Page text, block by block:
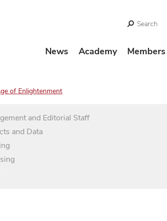
Search
News Academy Members
of Enlightenment
and Editorial Staff
and Data